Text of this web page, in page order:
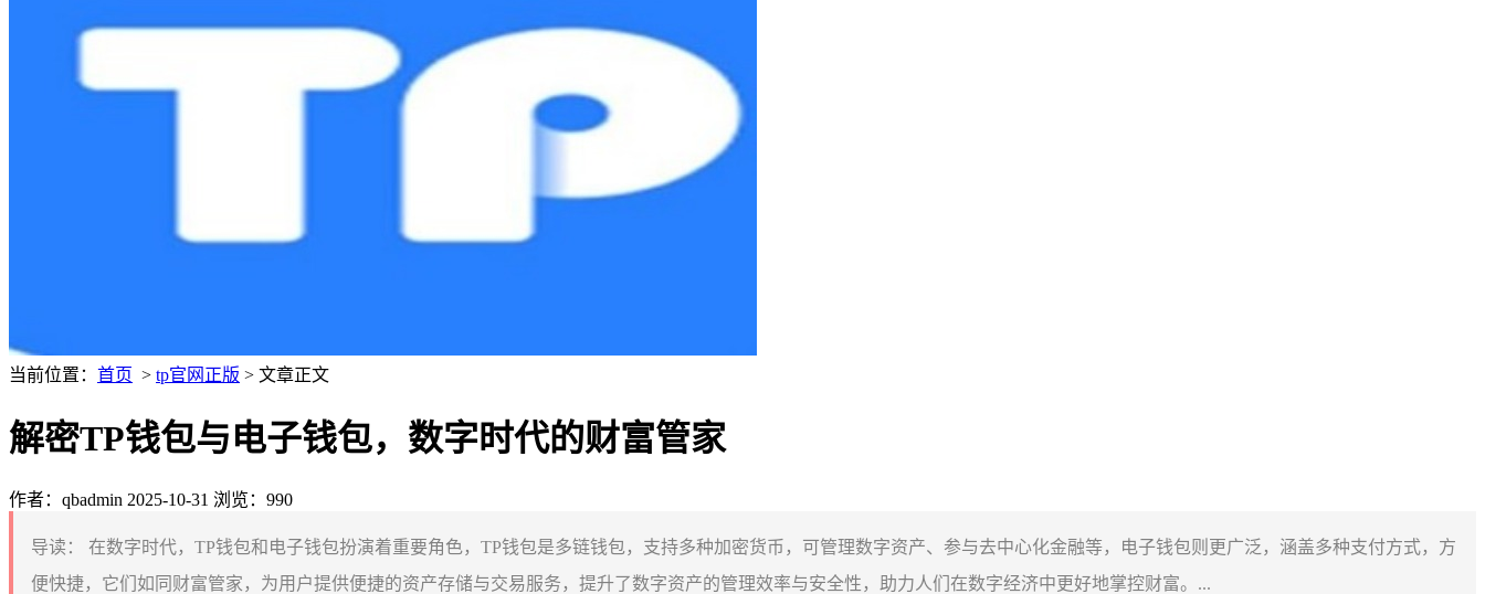
当前位置： 首页 > tp官网正版 > 文章正文
解密TP钱包与电子钱包，数字时代的财富管家
作者：qbadmin 2025-10-31 浏览：990
导读：
在数字时代，TP钱包和电子钱包扮演着重要角色，TP钱包是多链钱包，支持多种加密货币，可管理数字资产、参与去中心化金融等，电子钱包则更广泛，涵盖多种支付方式，方
便快捷，它们如同财富管家，为用户提供便捷的资产存储与交易服务，提升了数字资产的管理效率与安全性，助力人们在数字经济中更好地掌控财富。...